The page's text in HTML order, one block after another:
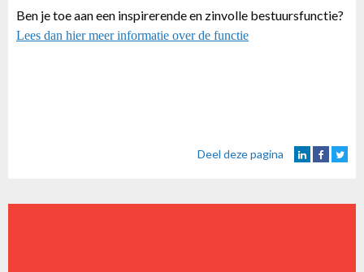
Ben je toe aan een inspirerende en zinvolle bestuursfunctie?
Lees dan hier meer informatie over de functie
Deel deze pagina